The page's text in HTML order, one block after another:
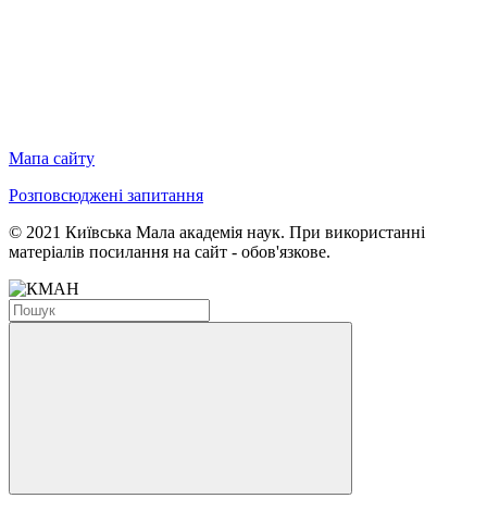
Мапа сайту
Розповсюджені запитання
© 2021 Київська Мала академія наук. При використанні
матеріалів посилання на сайт - обов'язкове.